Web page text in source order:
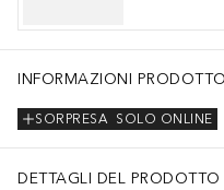
INFORMAZIONI PRODOTTO
SOLO ONLINE
SORPRESA
DETTAGLI DEL PRODOTTO